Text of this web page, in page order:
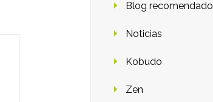
Blog recomendado
Noticias
Kobudo
Zen